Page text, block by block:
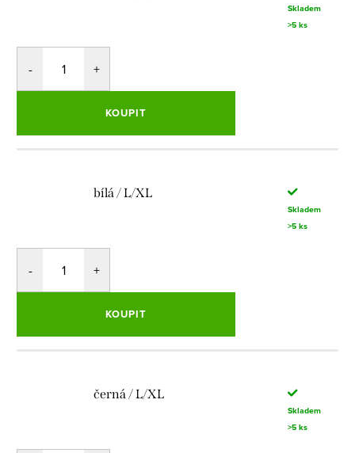
Skladem
>5 ks
KOUPIT
bílá / L/XL
Skladem
>5 ks
KOUPIT
černá / L/XL
Skladem
>5 ks